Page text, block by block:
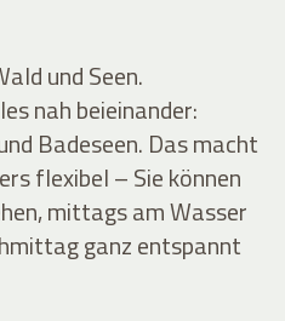
und Seen.
nah beieinander:
Badeseen. Das macht
flexibel – Sie können
mittags am Wasser
ganz entspannt